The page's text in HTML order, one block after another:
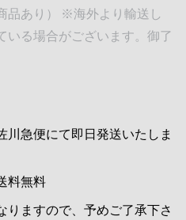
品あり） ※海外より輸送し
いる場合がございます。御了
川急便にて即日発送いたしま
料無料
りますので、予めご了承下さ